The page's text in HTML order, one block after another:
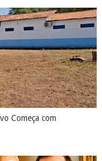
Começa com